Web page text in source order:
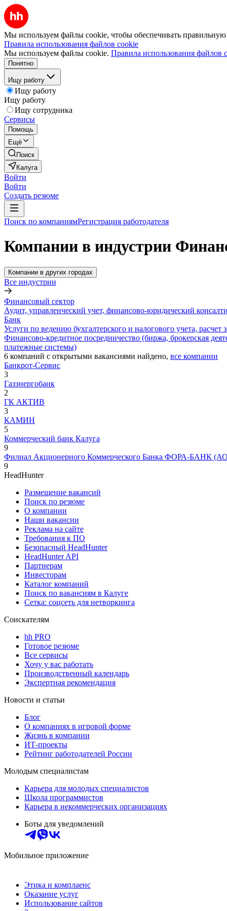
Мы используем файлы cookie, чтобы обеспечивать правильную
Правила использования файлов cookie
Мы используем файлы cookie. Правила использования файлов
Понятно
Ищу работу
Ищу работу
Ищу работу
Ищу сотрудника
Сервисы
Помощь
Ещё
Поиск
Калуга
Войти
Войти
Создать резюме
Поиск по компаниямРегистрация работодателя
Компании в индустрии
Компании в других городах
Все индустрии
Финансовый сектор
Аудит, управленческий учет, финансово-юридический
Банк
Услуги по ведению бухгалтерского и налогового учета, расчет
Финансово-кредитное посредничество (биржа, брокерская
платежные системы)
6 компаний с открытыми вакансиями найдено, все компании
Банкрот-Сервис
3
Газэнергобанк
2
ГК АКТИВ
3
КАМИН
5
Коммерческий банк Калуга
9
Филиал Акционерного Коммерческого Банка ФОРА-БАНК
9
HeadHunter
Размещение вакансий
Поиск по резюме
О компании
Наши вакансии
Реклама на сайте
Требования к ПО
Безопасный HeadHunter
HeadHunter API
Партнерам
Инвесторам
Каталог компаний
Поиск по вакансиям в Калуге
Сетка: соцсеть для нетворкинга
Соискателям
hh PRO
Готовое резюме
Все сервисы
Хочу у вас работать
Производственный календарь
Экспертная рекомендация
Новости и статьи
Блог
О компаниях в игровой форме
Жизнь в компании
ИТ-проекты
Рейтинг работодателей России
Молодым специалистам
Карьера для молодых специалистов
Школа программистов
Карьера в некоммерческих организациях
Боты для уведомлений
Мобильное приложение
Этика и комплаенс
Оказание услуг
Использование сайтов